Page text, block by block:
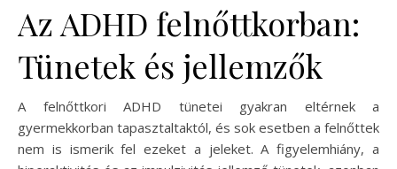
Az ADHD felnőttkorban:
Tünetek és jellemzők
A felnőttkori ADHD tünetei gyakran eltérnek a
gyermekkorban tapasztaltaktól, és sok esetben a felnőttek
nem is ismerik fel ezeket a jeleket. A figyelemhiány, a